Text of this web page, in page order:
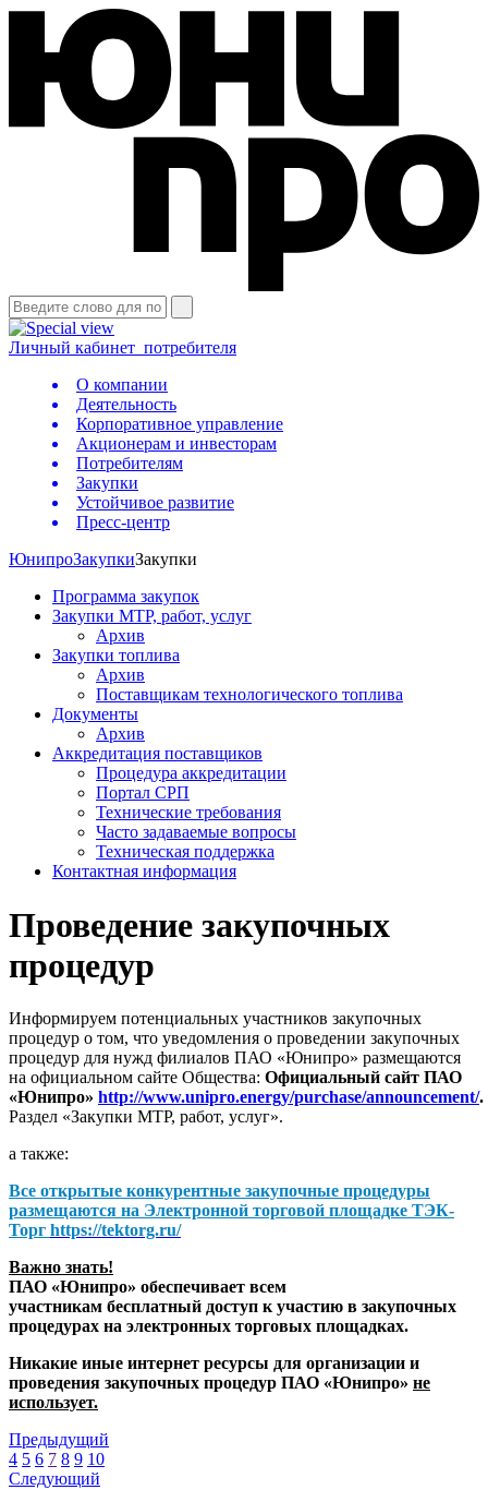
Личный кабинет потребителя
О компании
Деятельность
Корпоративное управление
Акционерам и инвесторам
Потребителям
Закупки
Устойчивое развитие
Пресс-центр
ЮнипроЗакупкиЗакупки
Программа закупок
Закупки МТР, работ, услуг
Архив
Закупки топлива
Архив
Поставщикам технологического топлива
Документы
Архив
Аккредитация поставщиков
Процедура аккредитации
Портал СРП
Технические требования
Часто задаваемые вопросы
Техническая поддержка
Контактная информация
Проведение закупочных
процедур
Информируем потенциальных участников закупочных
процедур о том, что уведомления о проведении закупочных
процедур для нужд филиалов ПАО «Юнипро» размещаются
на официальном сайте Общества: Официальный сайт ПАО
«Юнипро» http://www.unipro.energy/purchase/announcement/.
Раздел «Закупки МТР, работ, услуг».
а также:
Все открытые конкурентные закупочные процедуры
размещаются на Электронной торговой площадке ТЭК-
Торг https://tektorg.ru/
Важно знать!
ПАО «Юнипро» обеспечивает всем
участникам бесплатный доступ к участию в закупочных
процедурах на электронных торговых площадках.
Никакие иные интернет ресурсы для организации и
проведения закупочных процедур ПАО «Юнипро» не
использует.
Предыдущий
4 5 6 7 8 9 10
Следующий